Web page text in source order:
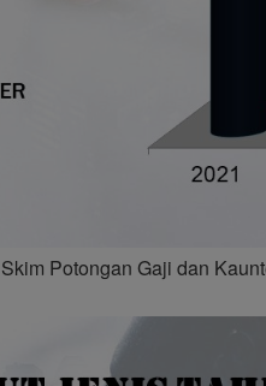
Potongan Gaji dan